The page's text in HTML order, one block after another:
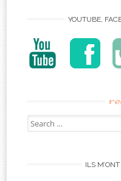
YOUTUBE,
Search
for:
ILS